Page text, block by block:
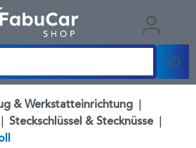
& Werkstatteinrichtung |
| Steckschlüssel & Stecknüsse |